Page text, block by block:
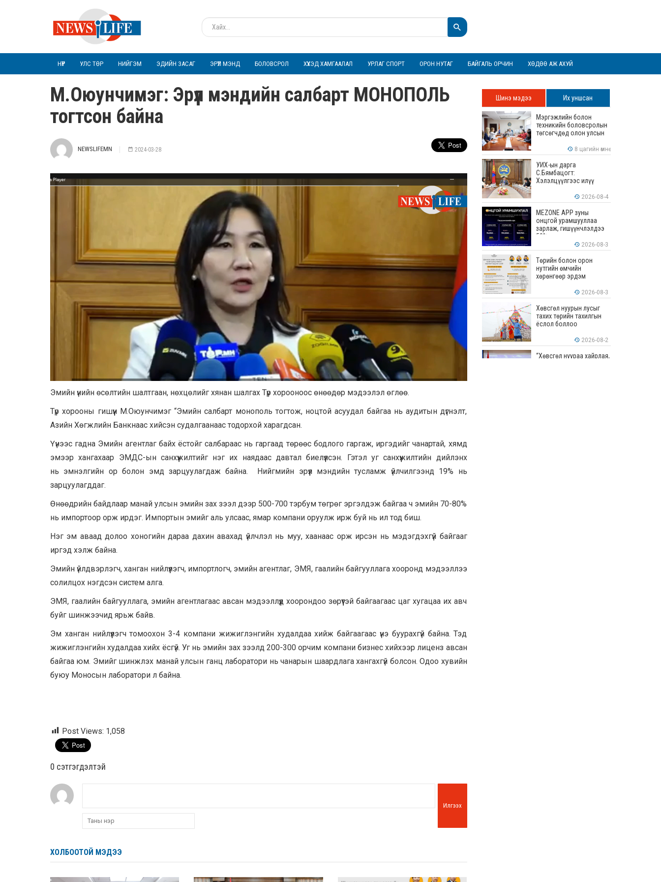
НҮҮР УЛС ТӨР НИЙГЭМ ЭДИЙН ЗАСАГ ЭРҮҮЛ МЭНД БОЛОВСРОЛ ХҮҮХЭД ХАМГААЛАЛ УРЛАГ СПОРТ ОРОН НУТАГ БАЙГАЛЬ ОРЧИН ХӨДӨӨ АЖ АХУЙ
М.Оюунчимэг: Эрүүл мэндийн салбарт МОНОПОЛЬ
тогтсон байна
NEWSLIFEMN 2024-03-28
Эмийн үнийн өсөлтийн шалтгаан, нөхцөлийг хянан шалгах Түр хорооноос өнөөдөр мэдээлэл өглөө.
Түр хорооны гишүүн М.Оюунчимэг “Эмийн салбарт монополь тогтож, ноцтой асуудал байгаа нь аудитын дүгнэлт,
Азийн Хөгжлийн Банкнаас хийсэн судалгаанаас тодорхой харагдсан.
Үүнээс гадна Эмийн агентлаг байх ёстойг салбараас нь гаргаад төрөөс бодлого гаргаж, иргэдийг чанартай, хямд
эмээр хангахаар ЭМДС-ын санхүүжилтийг нэг их наядаас давтал биелүүлсэн. Гэтэл уг санхүүжилтийн дийлэнх
нь эмнэлгийн ор болон эмд зарцуулагдаж байна. Нийгмийн эрүүл мэндийн тусламж үйлчилгээнд 19% нь
зарцуулагддаг.
Өнөөдрийн байдлаар манай улсын эмийн зах зээл дээр 500-700 тэрбум төгрөг эргэлдэж байгаа ч эмийн 70-80%
нь импортоор орж ирдэг. Импортын эмийг аль улсаас, ямар компани оруулж ирж буй нь ил тод биш.
Нэг эм аваад долоо хоногийн дараа дахин авахад үйлчлэл нь муу, хаанаас орж ирсэн нь мэдэгдэхгүй байгааг
иргэд хэлж байна.
Эмийн үйлдвэрлэгч, ханган нийлүүлэгч, импортлогч, эмийн агентлаг, ЭМЯ, гаалийн байгууллага хооронд мэдээллээ
солилцох нэгдсэн систем алга.
ЭМЯ, гаалийн байгууллага, эмийн агентлагаас авсан мэдээллүүд хоорондоо зөрүүтэй байгаагаас цаг хугацаа их авч
буйг шинжээчид ярьж байв.
Эм ханган нийлүүлэгч томоохон 3-4 компани жижиглэнгийн худалдаа хийж байгаагаас үнэ буурахгүй байна. Тэд
жижиглэнгийн худалдаа хийх ёсгүй. Уг нь эмийн зах зээлд 200-300 орчим компани бизнес хийхээр лиценз авсан
байгаа юм. Эмийг шинжлэх манай улсын ганц лаборатори нь чанарын шаардлага хангахгүй болсон. Одоо хувийн
буюу Моносын лаборатори л байна.
Post Views: 1,058
0 cэтгэгдэлтэй
Илгээх
ХОЛБООТОЙ МЭДЭЭ
Шинэ мэдээ Их уншсан
Мэргэжлийн болон
техникийн боловсролын
төгсөгчдөд олон улсын
зөвшөөрөгдөх ур
чадваруудыг олгоно
8 цагийн өмнө
УИХ-ын дарга
С.Бямбацогт:
Хэлэлцүүлгээс илүү
илүү бодит үр дүн чухал
2026-08-4
MEZONE APP зуны
онцгой урамшууллаа
зарлаж, гишүүнчлэлдээ
50% хүртэлх хөнгөлөлт
үзүүлж эхэллээ 2026-08-3
Төрийн болон орон
нутгийн өмчийн
хөрөнгөөр эрдэм
ажил хийхэд тендерийн
болон гүйцэтгэлийн
баталгаа гаргахгүй
2026-08-3
Хөвсгөл нуурын лусыг
тахих төрийн тахилгын
ёслол боллоо
2026-08-2
“Хөвсгөл нуураа хайрлая,